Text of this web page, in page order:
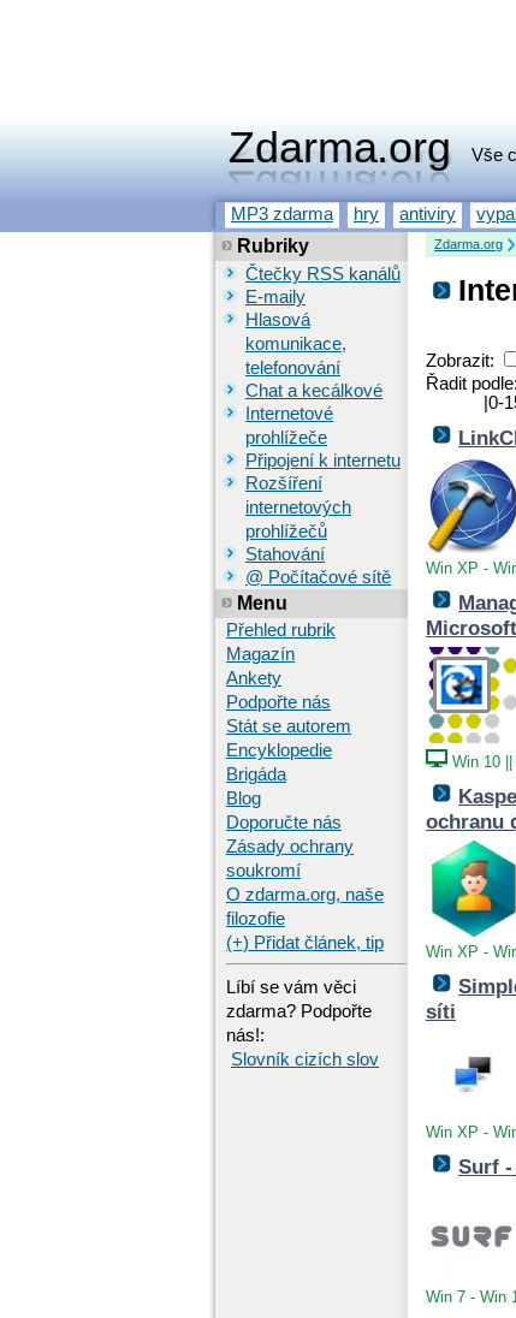
Zdarma.org Vše
MP3 zdarma hry antiviry
Zdarma.org
Zobrazit:
Řadit podle:
|0-
Win XP -
Win 10
ochranu
Win XP -
síti
Win XP -
Surf
Win 7 - Win
Rubriky
Čtečky RSS kanálů
E-maily
Hlasová
komunikace,
telefonování
Chat a kecálkové
Internetové
prohlížeče
Připojení k internetu
Rozšíření
internetových
prohlížečů
Stahování
@ Počítačové sítě
Menu
Přehled rubrik
Magazín
Ankety
Podpořte nás
Stát se autorem
Encyklopedie
Brigáda
Blog
Doporučte nás
Zásady ochrany
soukromí
O zdarma.org, naše
filozofie
(+) Přidat článek, tip
Líbí se vám věci
zdarma? Podpořte
nás!:
Slovník cizích slov